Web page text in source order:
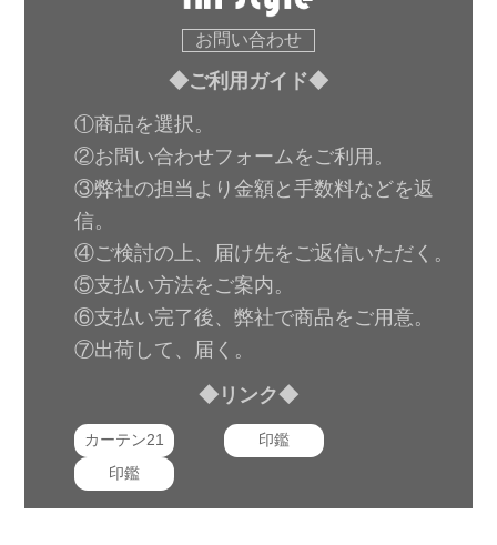
お問い合わせ
◆ご利用ガイド◆
①商品を選択。
②お問い合わせフォームをご利用。
③弊社の担当より金額と手数料などを返
信。
④ご検討の上、届け先をご返信いただく。
⑤支払い方法をご案内。
⑥支払い完了後、弊社で商品をご用意。
⑦出荷して、届く。
◆リンク◆
カーテン21
印鑑
印鑑